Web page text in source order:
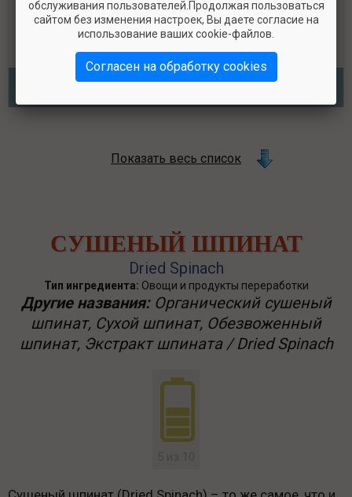
Orijen Cat Six Fish Grain Free
Класс КПП
Показать весь список
СУШЕНЫЙ ШПИНАТ
Dried Spinach
Тип ингредиента: Овощи и продукты переработки
Другие названия:Органический сушеный
шпинат, Сухой шпинат, Обезвоженный
шпинат, Экстракт шпината / Dried Spinach
обслуживания пользователей.Продолжая пользоваться
сайтом без изменения настроек, Вы даете согласие на
использование ваших cookie-файлов.
Согласен на обработку cookies